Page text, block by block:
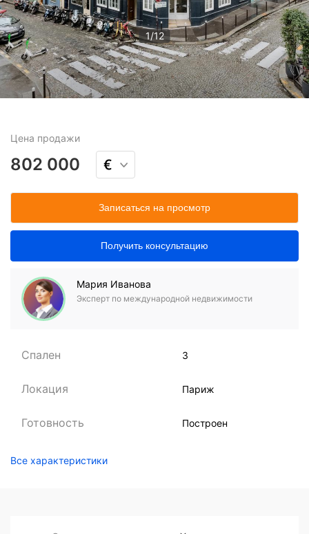
1/12
Цена продажи
802 000
Записаться на просмотр
Получить консультацию
Мария Иванова
Эксперт по международной недвижимости
Спален 3
Локация Париж
Готовность Построен
Все характеристики